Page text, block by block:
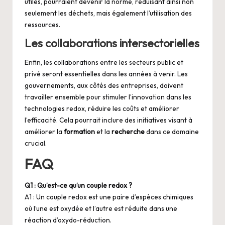
seulement les déchets, mais également l’utilisation des
ressources.
Les collaborations intersectorielles
Enfin, les collaborations entre les secteurs public et
privé seront essentielles dans les années à venir. Les
gouvernements, aux côtés des entreprises, doivent
travailler ensemble pour stimuler l’innovation dans les
technologies redox, réduire les coûts et améliorer
l’efficacité. Cela pourrait inclure des initiatives visant à
améliorer la formationet la recherchedans ce domaine
crucial.
FAQ
Q1 : Qu’est-ce qu’un couple redox ?
A1 : Un couple redox est une paire d’espèces chimiques
où l’une est oxydée et l’autre est réduite dans une
réaction d’oxydo-réduction.